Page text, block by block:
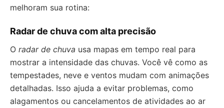
melhoram sua rotina:
Radar de chuva com alta precisão
O radar de chuva usa mapas em tempo real para
mostrar a intensidade das chuvas. Você vê como as
tempestades, neve e ventos mudam com animações
detalhadas. Isso ajuda a evitar problemas, como
alagamentos ou cancelamentos de atividades ao ar